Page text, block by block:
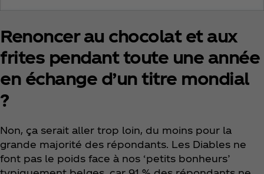
Renoncer au chocolat et aux
frites pendant toute une année
en échange d’un titre mondial
?
Non, ça serait aller trop loin, du moins pour la
grande majorité des répondants. Les Diables ne
font pas le poids face à nos ‘petits bonheurs’